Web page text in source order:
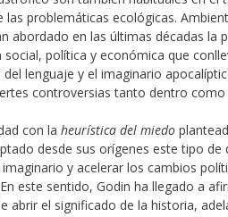
las problemáticas ecológicas.
abordado en las últimas décadas la
política y económica que
lenguaje y el imaginario
controversias tanto dentro
con la heurística del miedo
desde sus orígenes este tipo
y acelerar los cambios
este sentido, Godin ha llegado a
abrir el significado de la historia,